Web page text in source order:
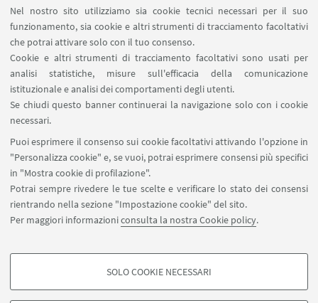
Nel nostro sito utilizziamo sia cookie tecnici necessari per il suo
funzionamento, sia cookie e altri strumenti di tracciamento facoltativi
che potrai attivare solo con il tuo consenso.
Cookie e altri strumenti di tracciamento facoltativi sono usati per
analisi statistiche, misure sull'efficacia della comunicazione
istituzionale e analisi dei comportamenti degli utenti.
Se chiudi questo banner continuerai la navigazione solo con i cookie
necessari.
Puoi esprimere il consenso sui cookie facoltativi attivando l'opzione in
"Personalizza cookie" e, se vuoi, potrai esprimere consensi più specifici
in "Mostra cookie di profilazione".
Potrai sempre rivedere le tue scelte e verificare lo stato dei consensi
rientrando nella sezione "Impostazione cookie" del sito.
Per maggiori informazioniconsulta la nostra Cookie policy.
COOKIE DI PROFILAZIONE - FACOLTATIVI
SOLO COOKIE NECESSARI
straordinaria occasione che porta con sé grandi
aspettative. Da Bologna seguiremo con
trepidazione le nostre atlete e i nostri atleti che
hanno già dimostrato un impegno generoso, la
voglia di imparare e di fare sempre meglio, la
tensione a un risultato che è e deve sempre essere
di squadra oltre che di qualità"
- ha dichiarato il
Rettore Giovanni Molari.
Seguici su: